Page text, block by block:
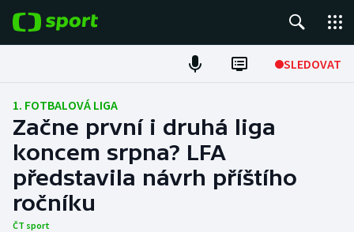
SLEDOVAT
Fotbal
Hokej
Tenis
Atletika
1. FOTBALOVÁ LIGA
Začne první i druhá liga
koncem srpna? LFA
představila návrh příštího
ročníku
ČT sport